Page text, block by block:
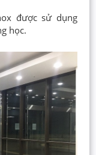
được sử dụng
học.